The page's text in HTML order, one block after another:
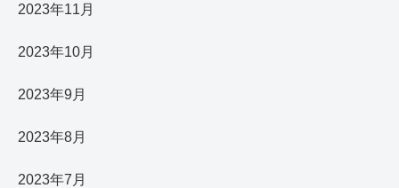
2023年11月
2023年10月
2023年9月
2023年8月
2023年7月